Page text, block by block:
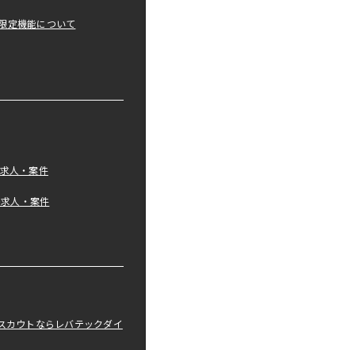
定機能について
人・案件
人・案件
カウトならレバテックダイ